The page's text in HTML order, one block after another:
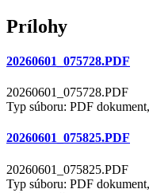
Prílohy
20260601_075728.PDF
20260601_075728.PDF
Typ súboru: PDF
20260601_075825.PDF
20260601_075825.PDF
Typ súboru: PDF